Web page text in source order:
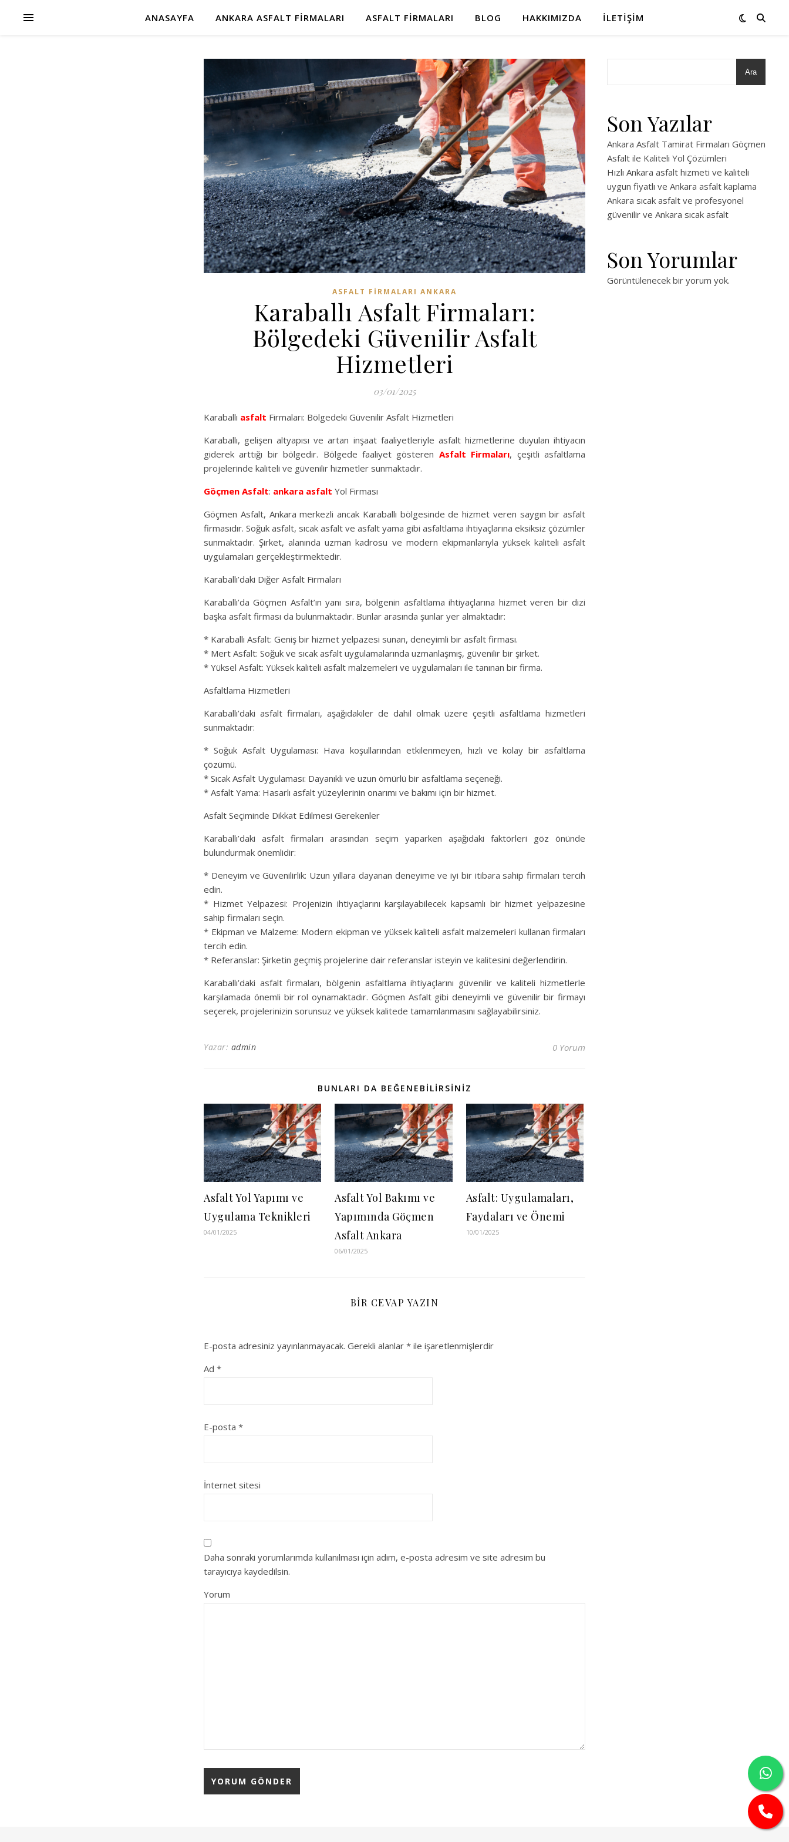
ANASAYFA ANKARA ASFALT FIRMALARI ASFALT FIRMALARI BLOG HAKKIMIZDA İLETIŞIM
ASFALT FIRMALARI ANKARA
Karaballı Asfalt Firmaları:
Bölgedeki Güvenilir Asfalt
Hizmetleri
03/01/2025
Karaballı asfalt Firmaları: Bölgedeki Güvenilir Asfalt Hizmetleri
Karaballı, gelişen altyapısı ve artan inşaat faaliyetleriyle asfalt hizmetlerine duyulan ihtiyacın
giderek arttığı bir bölgedir. Bölgede faaliyet gösteren Asfalt Firmaları, çeşitli asfaltlama
projelerinde kaliteli ve güvenilir hizmetler sunmaktadır.
Göçmen Asfalt: ankara asfalt Yol Firması
Göçmen Asfalt, Ankara merkezli ancak Karaballı bölgesinde de hizmet veren saygın bir asfalt
firmasıdır. Soğuk asfalt, sıcak asfalt ve asfalt yama gibi asfaltlama ihtiyaçlarına eksiksiz çözümler
sunmaktadır. Şirket, alanında uzman kadrosu ve modern ekipmanlarıyla yüksek kaliteli asfalt
uygulamaları gerçekleştirmektedir.
Karaballı’daki Diğer Asfalt Firmaları
Karaballı’da Göçmen Asfalt’ın yanı sıra, bölgenin asfaltlama ihtiyaçlarına hizmet veren bir dizi
başka asfalt firması da bulunmaktadır. Bunlar arasında şunlar yer almaktadır:
* Karaballı Asfalt: Geniş bir hizmet yelpazesi sunan, deneyimli bir asfalt firması.
* Mert Asfalt: Soğuk ve sıcak asfalt uygulamalarında uzmanlaşmış, güvenilir bir şirket.
* Yüksel Asfalt: Yüksek kaliteli asfalt malzemeleri ve uygulamaları ile tanınan bir firma.
Asfaltlama Hizmetleri
Karaballı’daki asfalt firmaları, aşağıdakiler de dahil olmak üzere çeşitli asfaltlama hizmetleri
sunmaktadır:
* Soğuk Asfalt Uygulaması: Hava koşullarından etkilenmeyen, hızlı ve kolay bir asfaltlama
çözümü.
* Sıcak Asfalt Uygulaması: Dayanıklı ve uzun ömürlü bir asfaltlama seçeneği.
* Asfalt Yama: Hasarlı asfalt yüzeylerinin onarımı ve bakımı için bir hizmet.
Asfalt Seçiminde Dikkat Edilmesi Gerekenler
Karaballı’daki asfalt firmaları arasından seçim yaparken aşağıdaki faktörleri göz önünde
bulundurmak önemlidir:
* Deneyim ve Güvenilirlik: Uzun yıllara dayanan deneyime ve iyi bir itibara sahip firmaları tercih
edin.
* Hizmet Yelpazesi: Projenizin ihtiyaçlarını karşılayabilecek kapsamlı bir hizmet yelpazesine
sahip firmaları seçin.
* Ekipman ve Malzeme: Modern ekipman ve yüksek kaliteli asfalt malzemeleri kullanan firmaları
tercih edin.
* Referanslar: Şirketin geçmiş projelerine dair referanslar isteyin ve kalitesini değerlendirin.
Karaballı’daki asfalt firmaları, bölgenin asfaltlama ihtiyaçlarını güvenilir ve kaliteli hizmetlerle
karşılamada önemli bir rol oynamaktadır. Göçmen Asfalt gibi deneyimli ve güvenilir bir firmayı
seçerek, projelerinizin sorunsuz ve yüksek kalitede tamamlanmasını sağlayabilirsiniz.
Yazar: admin 0 Yorum
BUNLARI DA BEĞENEBILIRSINIZ
Asfalt Yol Yapımı ve
Uygulama Teknikleri
04/01/2025
Asfalt Yol Bakımı ve
Yapımında Göçmen
Asfalt Ankara
06/01/2025
Asfalt: Uygulamaları,
Faydaları ve Önemi
10/01/2025
BIR CEVAP YAZIN
E-posta adresiniz yayınlanmayacak. Gerekli alanlar * ile işaretlenmişlerdir
Ad *
E-posta *
İnternet sitesi
Daha sonraki yorumlarımda kullanılması için adım, e-posta adresim ve site adresim bu
tarayıcıya kaydedilsin.
Yorum
Ara
Son Yazılar
Ankara Asfalt Tamirat Firmaları Göçmen
Asfalt ile Kaliteli Yol Çözümleri
Hızlı Ankara asfalt hizmeti ve kaliteli
uygun fiyatlı ve Ankara asfalt kaplama
Ankara sıcak asfalt ve profesyonel
güvenilir ve Ankara sıcak asfalt
Son Yorumlar
Görüntülenecek bir yorum yok.